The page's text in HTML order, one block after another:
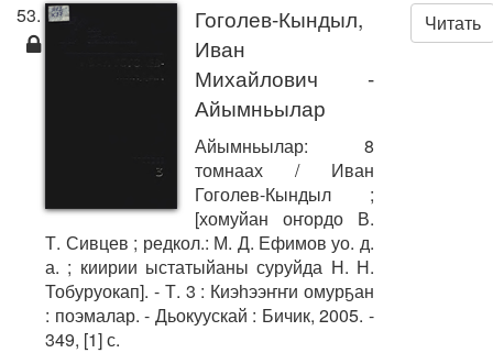
53. Читать
Гоголев-Кындыл,
Иван
Михайлович -
Айымньылар
Айымньылар: 8
томнаах / Иван
Гоголев-Кындыл ;
[хомуйан оҥордо В.
Т. Сивцев ; редкол.: М. Д. Ефимов уо. д.
а. ; киирии ыстатыйаны суруйда Н. Н.
Тобуруокап]. - Т. 3 : Киэһээҥҥи омурҕан
: поэмалар. - Дьокуускай : Бичик, 2005. -
349, [1] с.